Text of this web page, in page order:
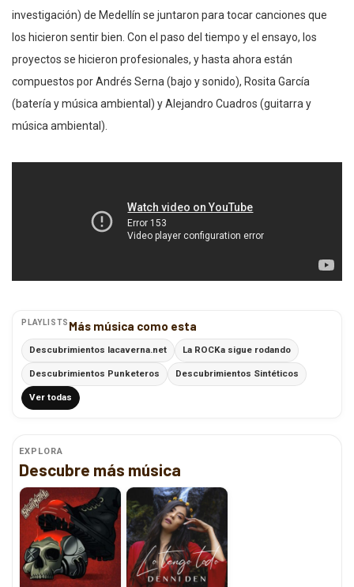
investigación) de Medellín se juntaron para tocar canciones que
los hicieron sentir bien. Con el paso del tiempo y el ensayo, los
proyectos se hicieron profesionales, y hasta ahora están
compuestos por Andrés Serna (bajo y sonido), Rosita García
(batería y música ambiental) y Alejandro Cuadros (guitarra y
música ambiental).
PLAYLISTS Más música como esta
Descubrimientos lacaverna.net La ROCKa sigue rodando
Descubrimientos Punketeros Descubrimientos Sintéticos
Ver todas
EXPLORA
Descubre más música